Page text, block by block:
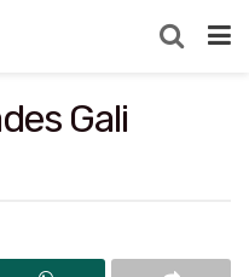
Gali